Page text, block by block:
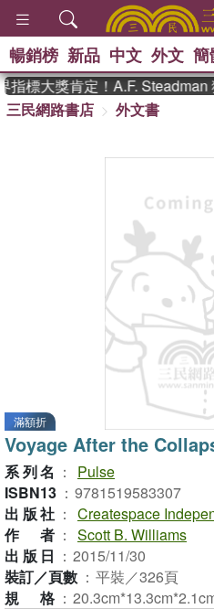
偉大
暢銷榜 新品 中文 外文 簡
標大獎肯定！A.F. Steadman
三民網路書店
外文書
滿額折
Voyage After the
系列名 ：
Pulse
ISBN13 ： 9781519583307
出版社 ： Createspace
作者 ： Scott B. Williams
出版日 ： 2015/11/30
裝訂／頁數 ： 平裝／326頁
規格 ：